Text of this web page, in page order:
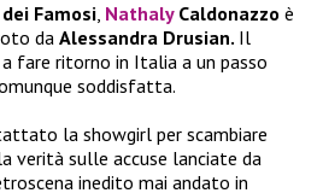
dei Famosi, Nathaly Caldonazzo è
da Alessandra Drusian. Il
fare ritorno in Italia a un passo
soddisfatta.
la showgirl per scambiare
verità sulle accuse lanciate da
inedito mai andato in